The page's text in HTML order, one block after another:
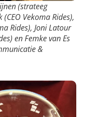
(strateeg
Vekoma Rides),
Rides), Joni Latour
en Femke van Es
&